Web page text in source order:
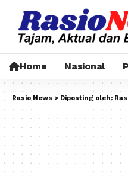
Home Nasional
Rasio News > Diposting oleh: